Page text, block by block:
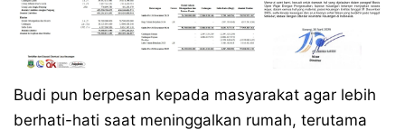
Budi pun berpesan kepada masyarakat agar lebih
berhati-hati saat meninggalkan rumah, terutama